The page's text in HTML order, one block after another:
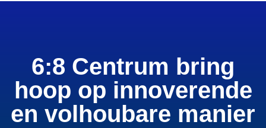
6:8 Centrum bring
hoop op innoverende
en volhoubare manier